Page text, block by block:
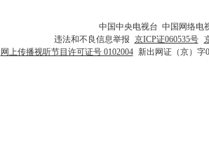
中国中央电视台 中国网络电
违法和不良信息举报 京ICP证060535号
网上传播视听节目许可证号 0102004 新出网证（京）